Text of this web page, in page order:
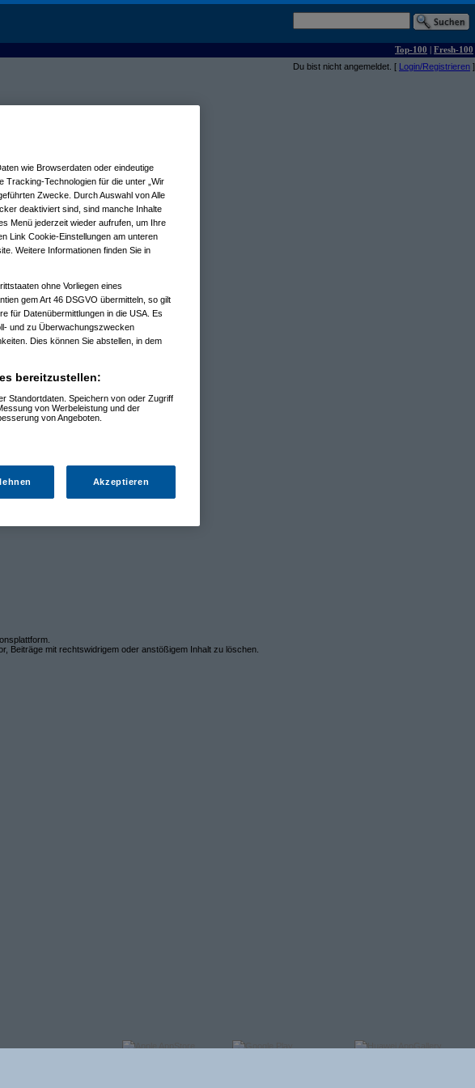
Top-100 | Fresh-100
Du bist nicht angemeldet. [ Login/Registrieren ]
Beiträge mit rechtswidrigem oder anstößigem Inhalt zu löschen.
wie Browserdaten oder eindeutige
Tracking-Technologien für die unter „Wir
Zwecke. Durch Auswahl von Alle
deaktiviert sind, sind manche Inhalte
Menü jederzeit wieder aufrufen, um Ihre
Link Cookie-Einstellungen am unteren
Weitere Informationen finden Sie in
ohne Vorliegen eines
gem Art 46 DSGVO übermitteln, so gilt
für Datenübermittlungen in die USA. Es
und zu Überwachungszwecken
Dies können Sie abstellen, in dem
bereitzustellen:
Standortdaten. Speichern von oder Zugriff
von Werbeleistung und der
von Angeboten.
Akzeptieren